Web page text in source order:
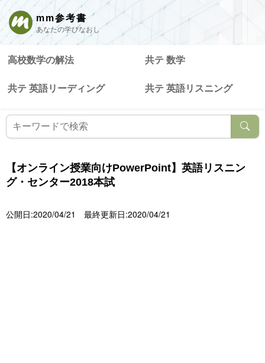
mm参考書
あなたの学びなおし
高校数学の解法 共テ 数学
共テ 英語リーディング 共テ 英語リスニング
【オンライン授業向けPowerPoint】英語リスニン
グ・センター2018本試
公開日:2020/04/21 最終更新日:2020/04/21